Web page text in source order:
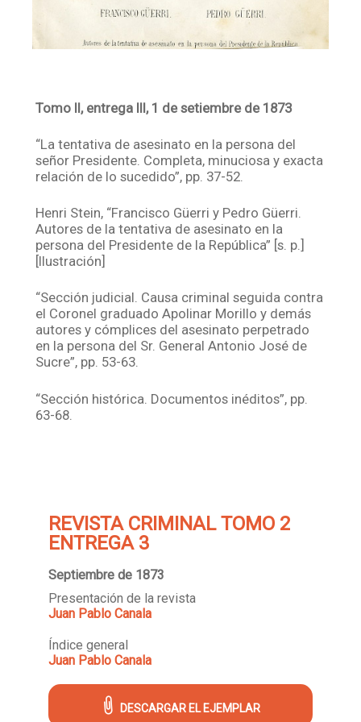
Tomo II, entrega III, 1 de setiembre de 1873
“La tentativa de asesinato en la persona del
señor Presidente. Completa, minuciosa y exacta
relación de lo sucedido”, pp. 37-52.
Henri Stein, “Francisco Güerri y Pedro Güerri.
Autores de la tentativa de asesinato en la
persona del Presidente de la República” [s. p.]
[Ilustración]
“Sección judicial. Causa criminal seguida contra
el Coronel graduado Apolinar Morillo y demás
autores y cómplices del asesinato perpetrado
en la persona del Sr. General Antonio José de
Sucre”, pp. 53-63.
“Sección histórica. Documentos inéditos”, pp.
63-68.
REVISTA CRIMINAL TOMO 2
ENTREGA 3
Septiembre de 1873
Presentación de la revista
Juan Pablo Canala
Índice general
Juan Pablo Canala
DESCARGAR EL EJEMPLAR